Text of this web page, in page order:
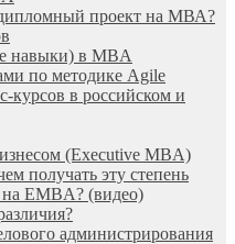
проект на МВА?
навыки) в MBA
по методике Agile
курсов в российском и
(Executive MBA)
получать эту степень
EMBA? (видео)
администрирования